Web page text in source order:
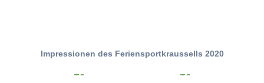
Impressionen des Feriensportkraussells 2020